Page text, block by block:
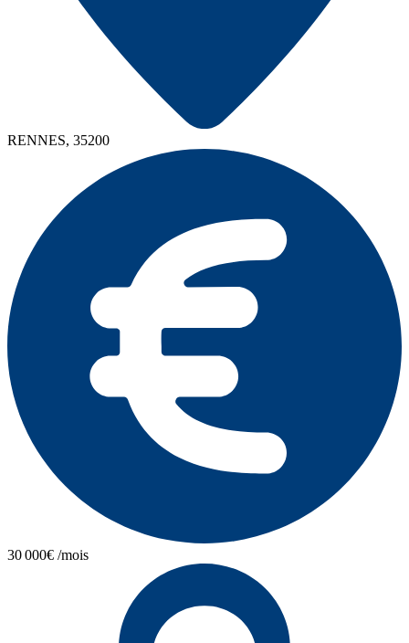
RENNES, 35200
30 000€ /mois